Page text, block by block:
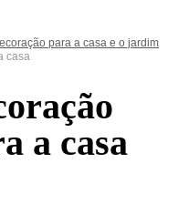
para a casa e o jardim
casa
a casa